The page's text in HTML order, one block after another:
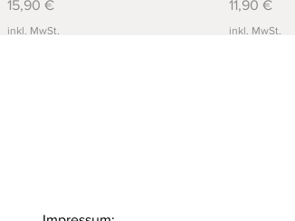
Preis
15,90 €
inkl. MwSt.
Preis
11,90 €
inkl. MwSt.